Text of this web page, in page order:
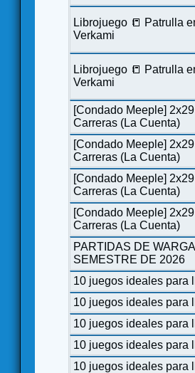
Librojuego 📒 Patrulla
Verkami
Librojuego 📒 Patrulla
Verkami
[Condado Meeple]
Carreras (La Cuenta)
[Condado Meeple]
Carreras (La Cuenta)
[Condado Meeple]
Carreras (La Cuenta)
[Condado Meeple]
Carreras (La Cuenta)
PARTIDAS DE
SEMESTRE DE 2026
10 juegos ideales para
10 juegos ideales para
10 juegos ideales para
10 juegos ideales para
10 juegos ideales para